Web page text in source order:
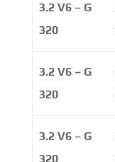
3.2 V6 – G
320
3.2 V6 – G
320
3.2 V6 – G
320